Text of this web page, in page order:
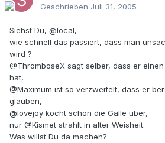
Geschrieben Juli 31, 2005
Siehst Du, @local,
wie schnell das passiert, dass man
wird ?
@ThromboseX sagt selber, dass er
hat,
@Maximum ist so verzweifelt, dass er
glauben,
@lovejoy kocht schon die Galle über,
nur @Kismet strahlt in alter Weisheit.
Was willst Du da machen?